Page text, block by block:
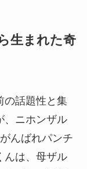
生まれた奇
の話題性と集
、ニホンザル
んばれパンチ
んは、母ザル